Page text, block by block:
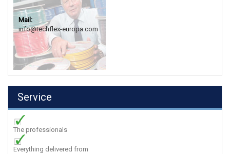
Mail:
info@techflex-europa.com
Service
The professionals
Everything delivered from